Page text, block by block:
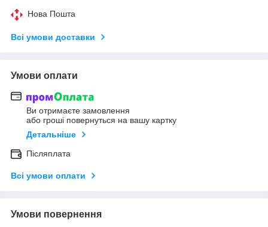
Нова Пошта
Всі умови доставки
Умови оплати
Ви отримаєте замовлення
або гроші повернуться на вашу картку
Детальніше
Післяплата
Всі умови оплати
Умови повернення